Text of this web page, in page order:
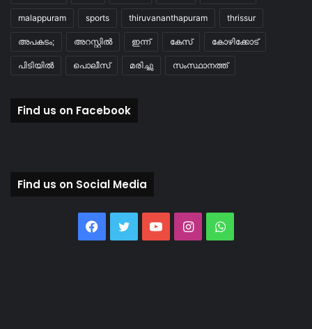
malappuram sports thiruvananthapuram thrissur
അപകടം; അറസ്റ്റിൽ ഇന്ന് കേസ് കോഴിക്കോട്
പിടിയിൽ പൊലീസ് മരിച്ചു സംസ്ഥാനത്ത്
Find us on Facebook
Find us on Social Media
Facebook
TwitterYouTubeInstagramWhatsApp